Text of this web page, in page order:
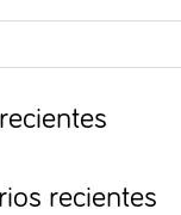
recientes